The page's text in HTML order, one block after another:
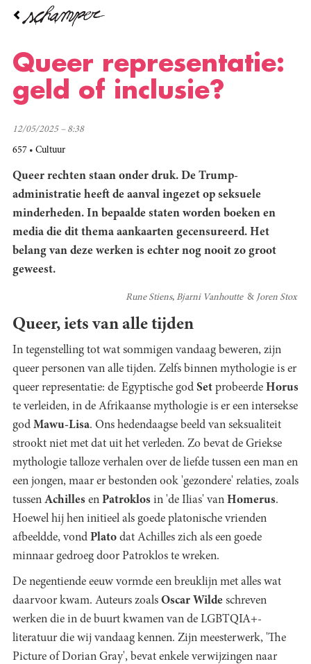
Overslaan
inhoud
gaanQueer representatie:
geld of inclusie?
12/05/2025 – 8:38
657 Cultuur
Queer rechten staan onder druk. De Trump-
administratie heeft de aanval ingezet op seksuele
minderheden. In bepaalde staten worden boeken en
media die dit thema aankaarten gecensureerd. Het
belang van deze werken is echter nog nooit zo groot
geweest.
Rune Stiens Bjarni Vanhoutte Joren Stox
Queer, iets van alle tijden
In tegenstelling tot wat sommigen vandaag beweren, zijn
queer personen van alle tijden. Zelfs binnen mythologie is er
queer representatie: de Egyptische god Set probeerde Horus
te verleiden, in de Afrikaanse mythologie is er een intersekse
god Mawu-Lisa. Ons hedendaagse beeld van seksualiteit
strookt niet met dat uit het verleden. Zo bevat de Griekse
mythologie talloze verhalen over de liefde tussen een man en
een jongen, maar er bestonden ook 'gezondere' relaties, zoals
tussen Achilles en Patroklos in 'de Ilias' van Homerus.
Hoewel hij hen initieel als goede platonische vrienden
afbeeldde, vond Plato dat Achilles zich als een goede
minnaar gedroeg door Patroklos te wreken.
De negentiende eeuw vormde een breuklijn met alles wat
daarvoor kwam. Auteurs zoals Oscar Wilde schreven
werken die in de buurt kwamen van de LGBTQIA+-
literatuur die wij vandaag kennen. Zijn meesterwerk, 'The
Picture of Dorian Gray', bevat enkele verwijzingen naar